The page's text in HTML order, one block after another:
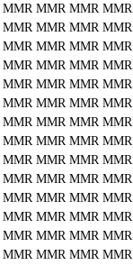
MMR MMR MMR MMR
MMR MMR MMR MMR
MMR MMR MMR MMR
MMR MMR MMR MMR
MMR MMR MMR MMR
MMR MMR MMR MMR
MMR MMR MMR MMR
MMR MMR MMR MMR
MMR MMR MMR MMR
MMR MMR MMR MMR
MMR MMR MMR MMR
MMR MMR MMR MMR
MMR MMR MMR MMR
MMR MMR MMR MMR